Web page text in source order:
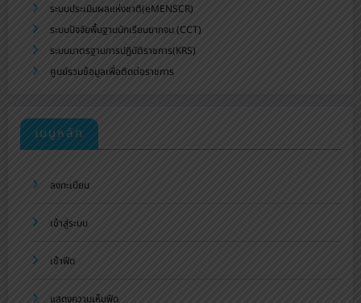
ระบบประเมินผลแห่งชาติ(eMENSCR)
ระบบปัจจัยพื้นฐานนักเรียนยากจน (CCT)
ระบบมาตรฐานการปฏิบัติราชการ(KRS)
ศูนย์รวมข้อมูลเพื่อติดต่อราชการ
เมนูหลัก
ลงทะเบียน
เข้าสู่ระบบ
เข้าฟีด
แสดงความเห็นฟีด